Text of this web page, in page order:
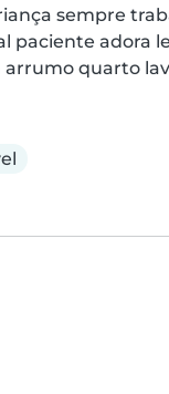
sempre
adora
quarto